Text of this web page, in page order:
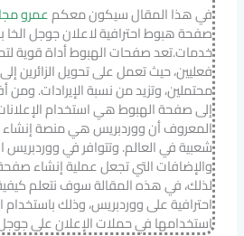
في هذا المقال سيكون معكمعمرو
صفحة هبوط احترافية لاعلان جوجل
خدمات.تعد صفحات الهبوط أداة قوية
فعليين، حيث تعمل على تحويل الزائرين
محتملين، وتزيد من نسبة الإيرادات. ومن
إلى صفحة الهبوط هي استخدام
المعروف أن ووردبريس هي منصة إنشاء
شعبية في العالم. وتتوافر في ووردبريس
والإضافات التي تجعل عملية إنشاء
لذلك، في هذه المقالة سوف نتعلم
احترافية على ووردبريس، وذلك باستخدام
استخدامها في حملات الإعلان على جوجل